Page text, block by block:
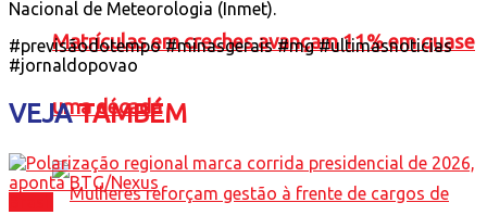
Matrículas em creches avançam 11% em quase
uma década
Nacional de Meteorologia (Inmet).
#previsãodotempo #minasgerais #mg #ultimasnoticias
#jornaldopovao
VEJATAMBÉM